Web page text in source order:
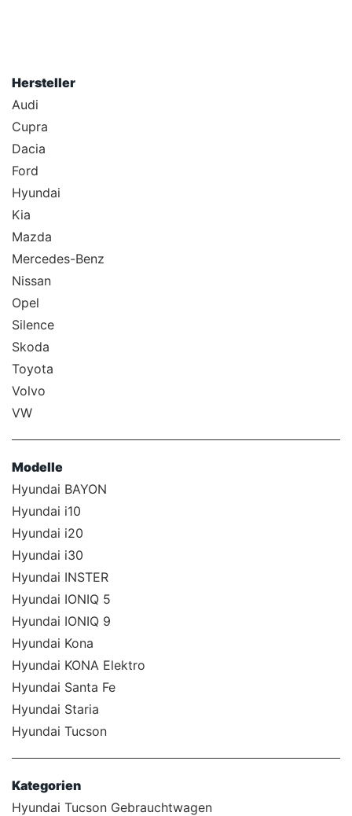
Hersteller
Audi
Cupra
Dacia
Ford
Hyundai
Kia
Mazda
Mercedes-Benz
Nissan
Opel
Silence
Skoda
Toyota
Volvo
VW
Modelle
Hyundai BAYON
Hyundai i10
Hyundai i20
Hyundai i30
Hyundai INSTER
Hyundai IONIQ 5
Hyundai IONIQ 9
Hyundai Kona
Hyundai KONA Elektro
Hyundai Santa Fe
Hyundai Staria
Hyundai Tucson
Kategorien
Hyundai Tucson Gebrauchtwagen